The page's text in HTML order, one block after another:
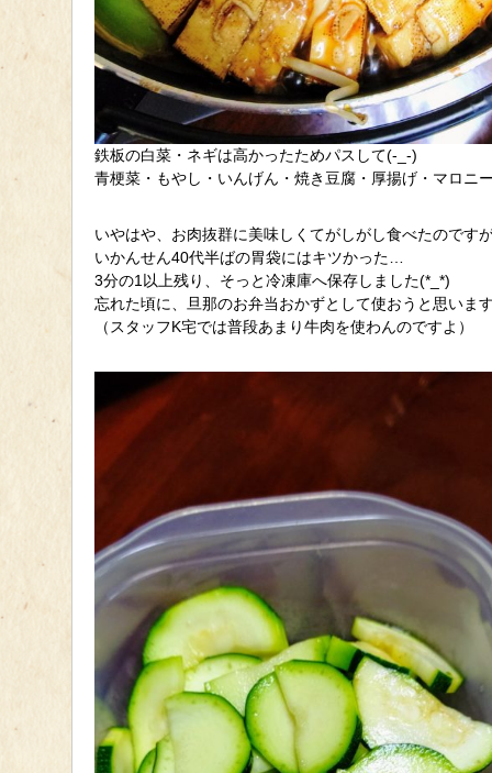
鉄板の白菜・ネギは高かったためパスして(-_-)
青梗菜・もやし・いんげん・焼き豆腐・厚揚げ・マロニ
いやはや、お肉抜群に美味しくてがしがし食べたのです
いかんせん40代半ばの胃袋にはキツかった…
3分の1以上残り、そっと冷凍庫へ保存しました(*_*)
忘れた頃に、旦那のお弁当おかずとして使おうと思いま
（スタッフK宅では普段あまり牛肉を使わんのですよ）